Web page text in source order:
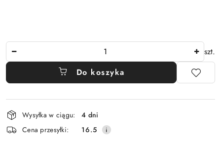
szt.
Do koszyka
Dostępność
i
dostawa
Wysyłka w ciągu:
4 dni
Cena przesyłki:
16.5